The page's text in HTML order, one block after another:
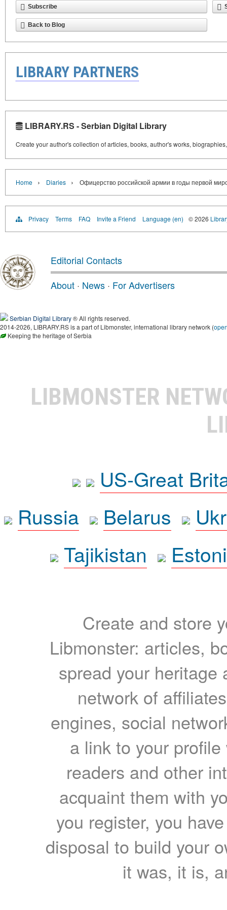
Subscribe
Back to Blog
LIBRARY PARTNERS
LIBRARY.RS - Serbian Digital Library
Create your author's collection of articles, books, author's works,
Home › Diaries › Офицерство российской армии в годы первой
Privacy Terms FAQ Invite a Friend Language (en) © 2026
Editorial Contacts
About · News · For Advertisers
Serbian Digital Library® All rights reserved.
2014-2026, LIBRARY.RS is a part of Libmonster, international library network (
Keeping the heritage of Serbia
LIBMONSTER
US-Great
Russia
Belarus
Tajikistan
Create and store
Libmonster: articles,
spread your heritage
network of
engines, social
a link to your
readers and other
acquaint them with
you register, you
disposal to build your
it was, it is,